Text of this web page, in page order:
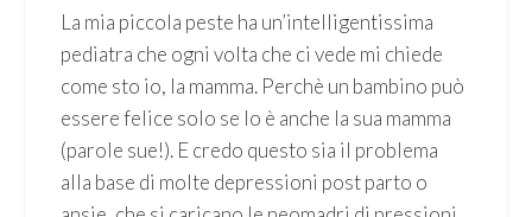
La mia piccola peste ha un’intelligentissima
pediatra che ogni volta che ci vede mi chiede
come sto io, la mamma. Perchè un bambino può
essere felice solo se lo è anche la sua mamma
(parole sue!). E credo questo sia il problema
alla base di molte depressioni post parto o